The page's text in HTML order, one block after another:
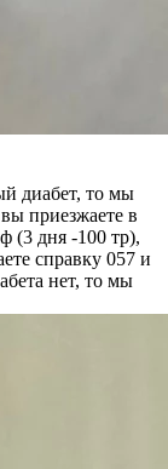
диабет, то мы
приезжаете в
(3 дня -100 тр),
справку 057 и
нет, то мы